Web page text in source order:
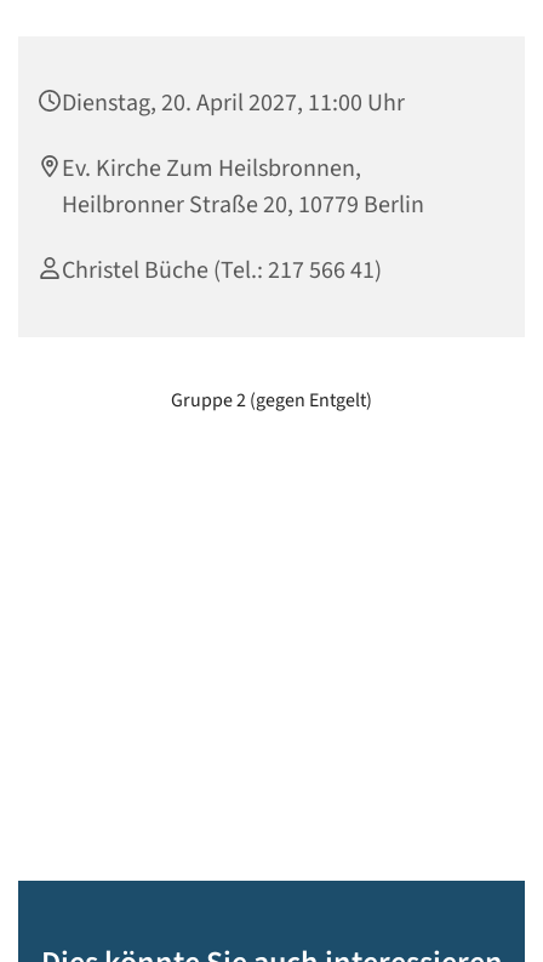
Dienstag, 20. April 2027, 11:00 Uhr
Ev. Kirche Zum Heilsbronnen,
Heilbronner Straße 20, 10779 Berlin
Christel Büche (Tel.: 217 566 41)
Gruppe 2 (gegen Entgelt)